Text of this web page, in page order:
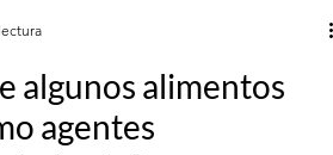
algunos alimentos
agentes